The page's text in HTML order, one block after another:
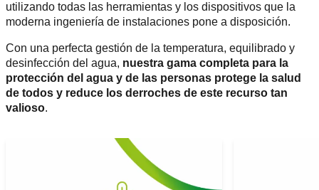
utilizando todas las herramientas y los dispositivos que la
moderna ingeniería de instalaciones pone a disposición.
Con una perfecta gestión de la temperatura, equilibrado y
desinfección del agua, nuestra gama completa para la
protección del agua y de las personas protege la salud
de todos y reduce los derroches de este recurso tan
valioso.